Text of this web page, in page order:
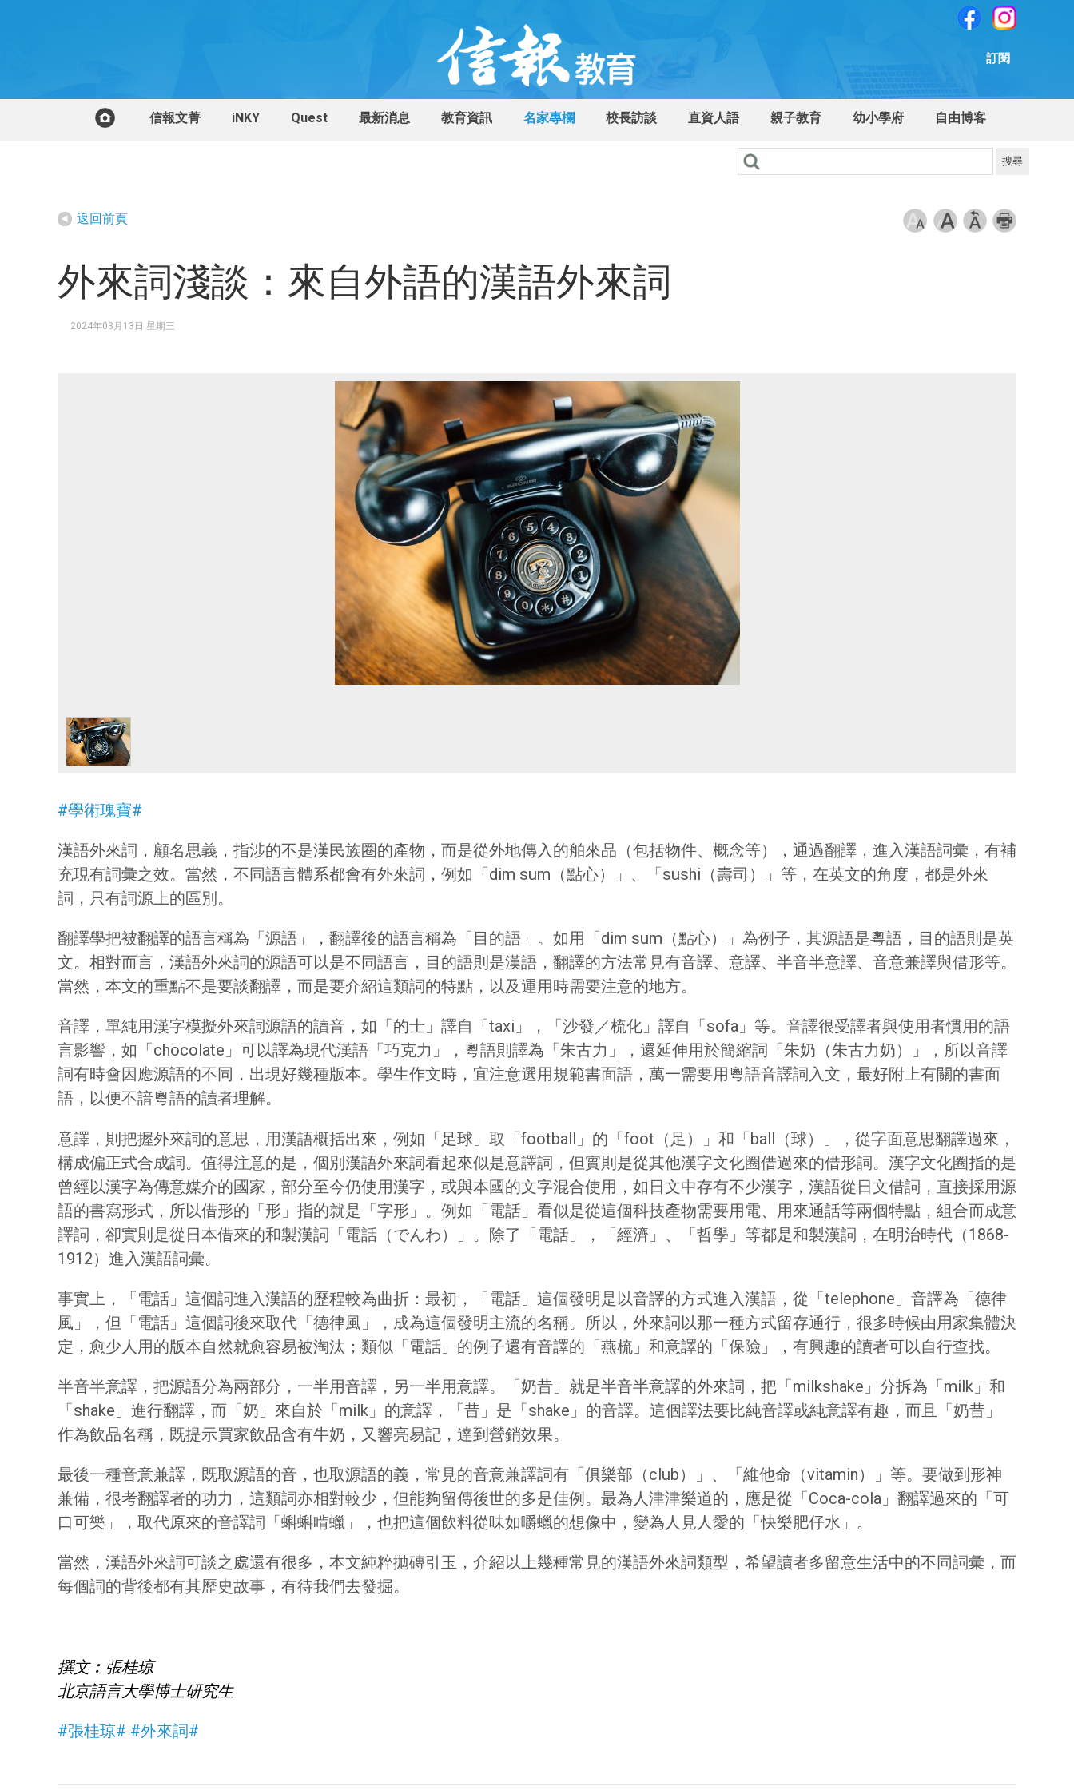
訂閱
信報文菁 iNKY Quest 最新消息 教育資訊 名家專欄 校長訪談 直資人語 親子教育 幼小學府 自由博客
搜尋
返回前頁
外來詞淺談：來自外語的漢語外來詞
2024年03月13日 星期三
#學術瑰寶#
漢語外來詞，顧名思義，指涉的不是漢民族圈的產物，而是從外地傳入的舶來品（包括物件、概念等），通過翻譯，進入漢語詞彙，有補
充現有詞彙之效。當然，不同語言體系都會有外來詞，例如「dim sum（點心）」、「sushi（壽司）」等，在英文的角度，都是外來
詞，只有詞源上的區別。
翻譯學把被翻譯的語言稱為「源語」，翻譯後的語言稱為「目的語」。如用「dim sum（點心）」為例子，其源語是粵語，目的語則是英
文。相對而言，漢語外來詞的源語可以是不同語言，目的語則是漢語，翻譯的方法常見有音譯、意譯、半音半意譯、音意兼譯與借形等。
當然，本文的重點不是要談翻譯，而是要介紹這類詞的特點，以及運用時需要注意的地方。
音譯，單純用漢字模擬外來詞源語的讀音，如「的士」譯自「taxi」，「沙發／梳化」譯自「sofa」等。音譯很受譯者與使用者慣用的語
言影響，如「chocolate」可以譯為現代漢語「巧克力」，粵語則譯為「朱古力」，還延伸用於簡縮詞「朱奶（朱古力奶）」，所以音譯
詞有時會因應源語的不同，出現好幾種版本。學生作文時，宜注意選用規範書面語，萬一需要用粵語音譯詞入文，最好附上有關的書面
語，以便不諳粵語的讀者理解。
意譯，則把握外來詞的意思，用漢語概括出來，例如「足球」取「football」的「foot（足）」和「ball（球）」，從字面意思翻譯過來，
構成偏正式合成詞。值得注意的是，個別漢語外來詞看起來似是意譯詞，但實則是從其他漢字文化圈借過來的借形詞。漢字文化圈指的是
曾經以漢字為傳意媒介的國家，部分至今仍使用漢字，或與本國的文字混合使用，如日文中存有不少漢字，漢語從日文借詞，直接採用源
語的書寫形式，所以借形的「形」指的就是「字形」。例如「電話」看似是從這個科技產物需要用電、用來通話等兩個特點，組合而成意
譯詞，卻實則是從日本借來的和製漢詞「電話（でんわ）」。除了「電話」，「經濟」、「哲學」等都是和製漢詞，在明治時代（1868-
1912）進入漢語詞彙。
事實上，「電話」這個詞進入漢語的歷程較為曲折：最初，「電話」這個發明是以音譯的方式進入漢語，從「telephone」音譯為「德律
風」，但「電話」這個詞後來取代「德律風」，成為這個發明主流的名稱。所以，外來詞以那一種方式留存通行，很多時候由用家集體決
定，愈少人用的版本自然就愈容易被淘汰；類似「電話」的例子還有音譯的「燕梳」和意譯的「保險」，有興趣的讀者可以自行查找。
半音半意譯，把源語分為兩部分，一半用音譯，另一半用意譯。「奶昔」就是半音半意譯的外來詞，把「milkshake」分拆為「milk」和
「shake」進行翻譯，而「奶」來自於「milk」的意譯，「昔」是「shake」的音譯。這個譯法要比純音譯或純意譯有趣，而且「奶昔」
作為飲品名稱，既提示買家飲品含有牛奶，又響亮易記，達到營銷效果。
最後一種音意兼譯，既取源語的音，也取源語的義，常見的音意兼譯詞有「俱樂部（club）」、「維他命（vitamin）」等。要做到形神
兼備，很考翻譯者的功力，這類詞亦相對較少，但能夠留傳後世的多是佳例。最為人津津樂道的，應是從「Coca-cola」翻譯過來的「可
口可樂」，取代原來的音譯詞「蝌蝌啃蠟」，也把這個飲料從味如嚼蠟的想像中，變為人見人愛的「快樂肥仔水」。
當然，漢語外來詞可談之處還有很多，本文純粹拋磚引玉，介紹以上幾種常見的漢語外來詞類型，希望讀者多留意生活中的不同詞彙，而
每個詞的背後都有其歷史故事，有待我們去發掘。
撰文︰張桂琼
北京語言大學博士研究生
#張桂琼# #外來詞#